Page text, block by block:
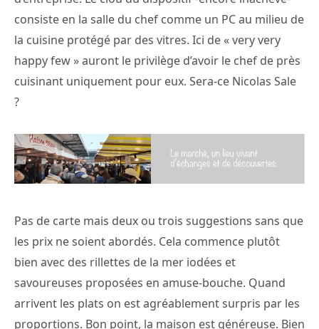
consiste en la salle du chef comme un PC au milieu de
la cuisine protégé par des vitres. Ici de « very very
happy few » auront le privilège d’avoir le chef de près
cuisinant uniquement pour eux. Sera-ce Nicolas Sale
?
Pas de carte mais deux ou trois suggestions sans que
les prix ne soient abordés. Cela commence plutôt
bien avec des rillettes de la mer iodées et
savoureuses proposées en amuse-bouche. Quand
arrivent les plats on est agréablement surpris par les
proportions. Bon point, la maison est généreuse. Bien